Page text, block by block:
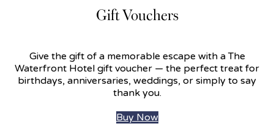
Gift Vouchers
Give the gift of a memorable escape with a The
Waterfront Hotel gift voucher — the perfect treat for
birthdays, anniversaries, weddings, or simply to say
thank you.
Buy Now